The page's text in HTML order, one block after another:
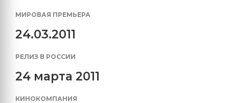
МИРОВАЯ ПРЕМЬЕРА
24.03.2011
РЕЛИЗ В РОССИИ
24 марта 2011
КИНОКОМПАНИЯ